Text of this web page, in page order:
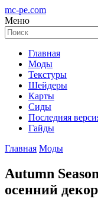
mc-pe.com
Меню
Главная
Моды
Текстуры
Шейдеры
Карты
Сиды
Последняя
Гайды
Главная Моды
Autumn
осенний декор